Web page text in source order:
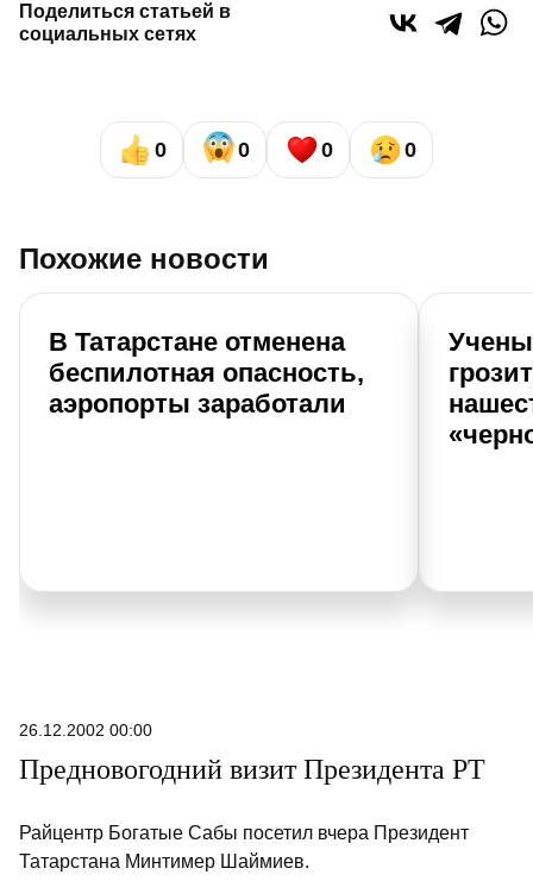
Поделиться статьей в
социальных сетях
0 0 0 0
Похожие новости
В Татарстане отменена
беспилотная опасность,
аэропорты заработали
26.12.2002 00:00
Предновогодний визит Президента РТ
Райцентр Богатые Сабы посетил вчера Президент
Татарстана Минтимер Шаймиев.